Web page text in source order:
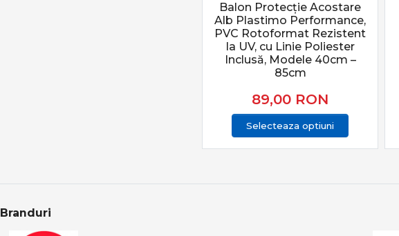
Balon Protecție Acostare
Alb Plastimo Performance,
PVC Rotoformat Rezistent
la UV, cu Linie Poliester
Inclusă, Modele 40cm –
85cm
89,00 RON
Selecteaza optiuni
Branduri